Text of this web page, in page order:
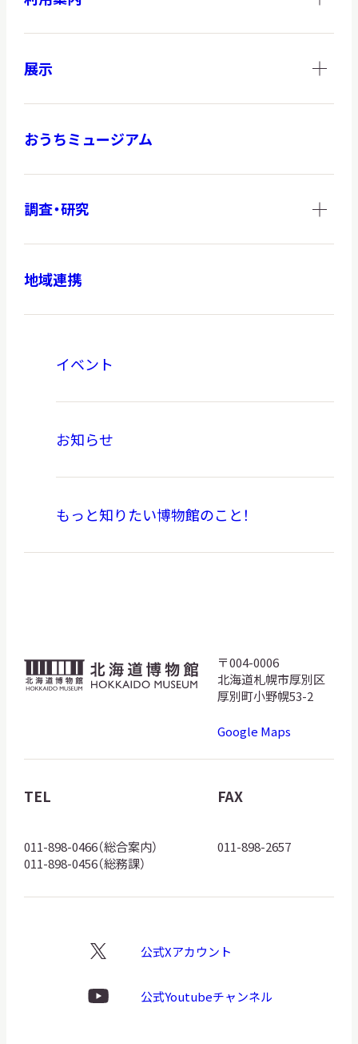
展示
おうちミュージアム
調査・研究
地域連携
イベント
お知らせ
もっと知りたい博物館のこと！
北
海
物
館
ゴ
〒004-0006
北海道札幌市厚別区
厚別町小野幌53-2
Google Maps
TEL
011-898-0466（総合案内）
011-898-0456（総務課）
FAX
011-898-2657
X
ゴ
公式Xアカウント
Youtube
公式Youtubeチャンネル